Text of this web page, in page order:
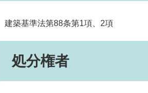
建築基準法第88条第1項、2項
処分権者